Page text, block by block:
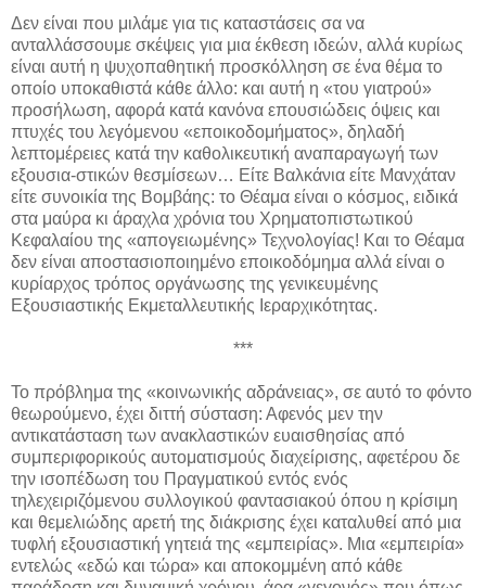
Δεν είναι που μιλάμε για τις καταστάσεις σα να
ανταλλάσσουμε σκέψεις για μια έκθεση ιδεών, αλλά κυρίως
είναι αυτή η ψυχοπαθητική προσκόλληση σε ένα θέμα το
οποίο υποκαθιστά κάθε άλλο: και αυτή η «του γιατρού»
προσήλωση, αφορά κατά κανόνα επουσιώδεις όψεις και
πτυχές του λεγόμενου «εποικοδομήματος», δηλαδή
λεπτομέρειες κατά την καθολικευτική αναπαραγωγή των
εξουσια-στικών θεσμίσεων… Είτε Βαλκάνια είτε Μανχάταν
είτε συνοικία της Βομβάης: το Θέαμα είναι ο κόσμος, ειδικά
στα μαύρα κι άραχλα χρόνια του Χρηματοπιστωτικού
Κεφαλαίου της «απογειωμένης» Τεχνολογίας! Και το Θέαμα
δεν είναι αποστασιοποιημένο εποικοδόμημα αλλά είναι ο
κυρίαρχος τρόπος οργάνωσης της γενικευμένης
Εξουσιαστικής Εκμεταλλευτικής Ιεραρχικότητας.
***
Το πρόβλημα της «κοινωνικής αδράνειας», σε αυτό το φόντο
θεωρούμενο, έχει διττή σύσταση: Αφενός μεν την
αντικατάσταση των ανακλαστικών ευαισθησίας από
συμπεριφορικούς αυτοματισμούς διαχείρισης, αφετέρου δε
την ισοπέδωση του Πραγματικού εντός ενός
τηλεχειριζόμενου συλλογικού φαντασιακού όπου η κρίσιμη
και θεμελιώδης αρετή της διάκρισης έχει καταλυθεί από μια
τυφλή εξουσιαστική γητειά της «εμπειρίας». Μια «εμπειρία»
εντελώς «εδώ και τώρα» και αποκομμένη από κάθε